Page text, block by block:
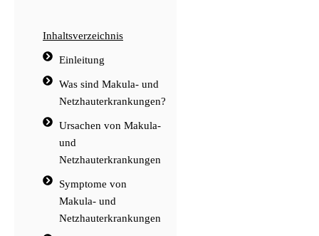
Inhaltsverzeichnis
Einleitung
Was sind Makula- und
Netzhauterkrankungen?
Ursachen von Makula-
und
Netzhauterkrankungen
Symptome von
Makula- und
Netzhauterkrankungen